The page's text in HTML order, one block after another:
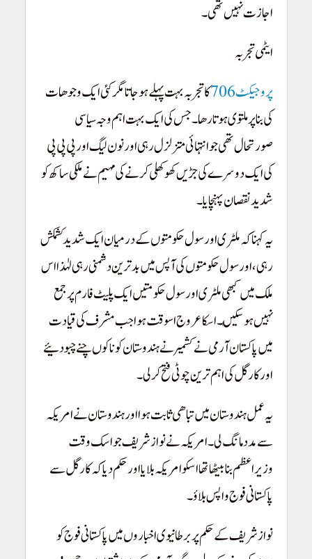
اجازت نہیں تھی۔
ایٹمی تجربہ
پروجیکٹ 706
کا تجربہ بہت پہلے ہو جاتا مگر کئی ایک وجوھات
کی بنا پر ملتوی ہوتا رھا۔ جس کی ایک بہت اہم وجہ سیاسی
صورتحال تھی جو انتہائی متزلزل رہی اور نون لیگ اور پی پی پی
کی ایک دوسرے کی جڑیں کھوکھلی کرنے کی مہیم نے ملکی ساکھ کو
شدید نقصان پہنچایا۔
یہ کہنا کہ ملٹری اور سول حکومتوں کے درمیان ایک شدید کشمکش
رہی، اور سول حکومتوں کی آپس میں بدترین دشمنی رہی لہٰذا اس
ملک میں کبھی ملٹری اور سول حکومتیں ایک پلیٹ فارم پر جمع
نہیں ہو سکٰیں۔ اسکا عروج اسوقت ہوا جب مشرف کی قیادت
میں پاکستان آرمی نے کشمیر نے ہندوستان کو ناکوں چنے چبو دئیے
اور کارگل کی اہم ترین چوٹی فتح کر لی۔
یہ عمل ہندوستان میں تباھی ثابت ہوا اور ہندوستان نے امریکہ
سے مدد مانگ لی۔ امریکہ نے نوازشریف جو اسک وقت
وزیراعظم بنا بیٹھا تھا اسکو امریکہ بلایا اور حکم دیا کہ کارگل سے
پاکستانی فوج واپس بلاؤ۔
نوازشریف کے حکم پر برطانیوی اخباروں میں پاکستانی فوج کو